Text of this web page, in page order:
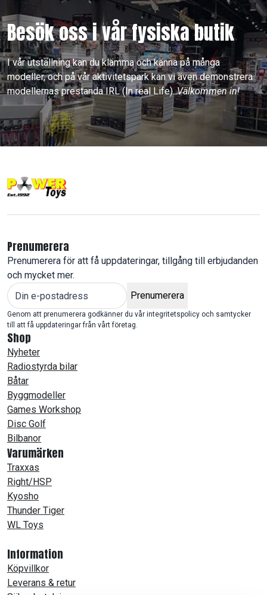
Besök oss i vår fysiska butik
I vår utställning kan du klämma och känna på många
modeller, och på vår aktivitetspark kan vi även demonstrera
modellernas prestanda IRL (In real Life).Välkommen in!
Prenumerera
Prenumerera för att få uppdateringar, tillgång till erbjudanden
och mycket mer.
Prenumerera
Genom att prenumerera godkänner du vår integritetspolicy och samtycker
till att få uppdateringar från vårt företag.
Shop
Nyheter
Radiostyrda bilar
Båtar
Byggmodeller
Games Workshop
Disc Golf
Bilbanor
Varumärken
Traxxas
Right/HSP
Kyosho
Thunder Tiger
WL Toys
Information
Köpvillkor
Leverans & retur